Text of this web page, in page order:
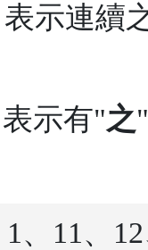
示連續
示有"之
、11、